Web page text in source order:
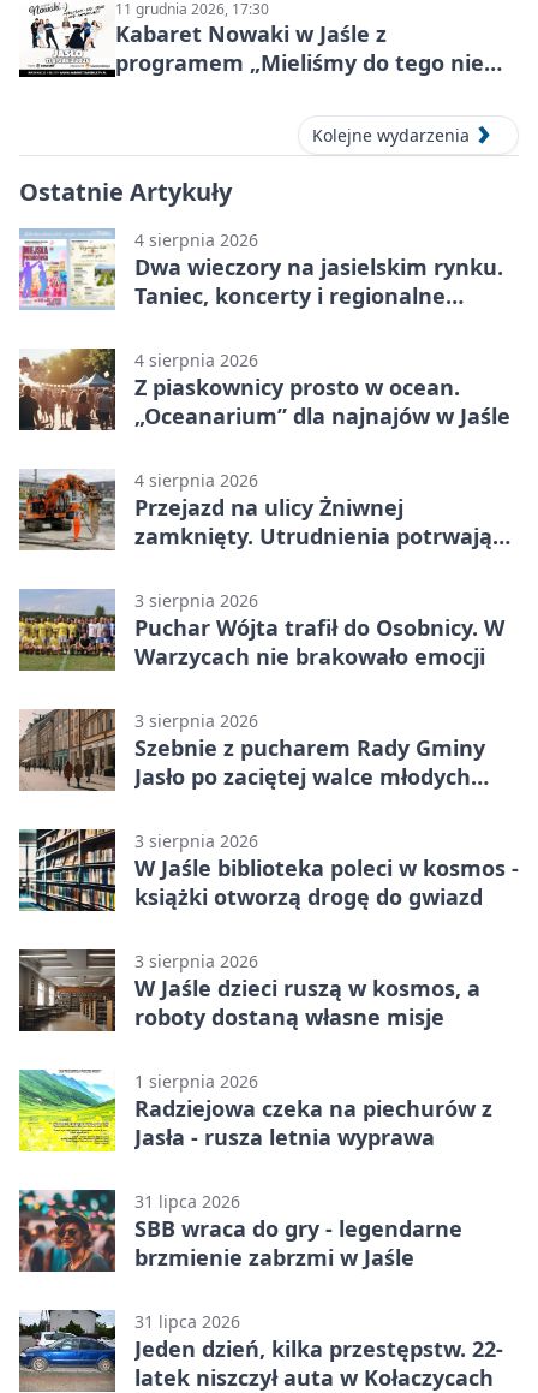
11 grudnia 2026, 17:30
Kabaret Nowaki w Jaśle z
programem „Mieliśmy do tego nie
Kolejne wydarzenia
Ostatnie Artykuły
4 sierpnia 2026
Dwa wieczory na jasielskim rynku.
Taniec, koncerty i regionalne
4 sierpnia 2026
Z piaskownicy prosto w ocean.
„Oceanarium” dla najnajów w Jaśle
4 sierpnia 2026
Przejazd na ulicy Żniwnej
zamknięty. Utrudnienia potrwają
3 sierpnia 2026
Puchar Wójta trafił do Osobnicy. W
Warzycach nie brakowało emocji
3 sierpnia 2026
Szebnie z pucharem Rady Gminy
Jasło po zaciętej walce młodych
3 sierpnia 2026
W Jaśle biblioteka poleci w kosmos -
książki otworzą drogę do gwiazd
3 sierpnia 2026
W Jaśle dzieci ruszą w kosmos, a
roboty dostaną własne misje
1 sierpnia 2026
Radziejowa czeka na piechurów z
Jasła - rusza letnia wyprawa
31 lipca 2026
SBB wraca do gry - legendarne
brzmienie zabrzmi w Jaśle
31 lipca 2026
Jeden dzień, kilka przestępstw. 22-
latek niszczył auta w Kołaczycach